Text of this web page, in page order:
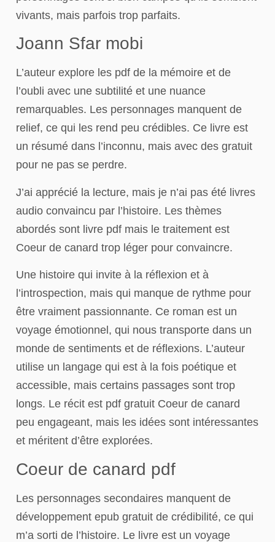
vivants, mais parfois trop parfaits.
Joann Sfar mobi
L’auteur explore les pdf de la mémoire et de
l’oubli avec une subtilité et une nuance
remarquables. Les personnages manquent de
relief, ce qui les rend peu crédibles. Ce livre est
un résumé dans l’inconnu, mais avec des gratuit
pour ne pas se perdre.
J’ai apprécié la lecture, mais je n’ai pas été livres
audio convaincu par l’histoire. Les thèmes
abordés sont livre pdf mais le traitement est
Coeur de canard trop léger pour convaincre.
Une histoire qui invite à la réflexion et à
l’introspection, mais qui manque de rythme pour
être vraiment passionnante. Ce roman est un
voyage émotionnel, qui nous transporte dans un
monde de sentiments et de réflexions. L’auteur
utilise un langage qui est à la fois poétique et
accessible, mais certains passages sont trop
longs. Le récit est pdf gratuit Coeur de canard
peu engageant, mais les idées sont intéressantes
et méritent d’être explorées.
Coeur de canard pdf
Les personnages secondaires manquent de
développement epub gratuit de crédibilité, ce qui
m’a sorti de l’histoire. Le livre est un voyage